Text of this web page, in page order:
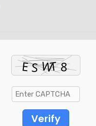
Verify